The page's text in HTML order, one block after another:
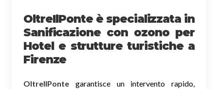
OltreIlPonte è specializzata in
Sanificazione con ozono per
Hotel e strutture turistiche a
Firenze
OltreIlPonte garantisce un intervento rapido,